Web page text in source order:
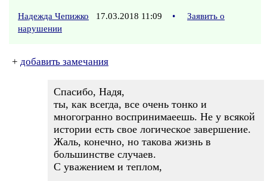
Надежда Чепижко 17.03.2018 11:09 •
Заявить о
нарушении
+ добавить замечания
Спасибо, Надя,
ты, как всегда, все очень тонко и
многогранно воспринимаеешь. Не у всякой
истории есть свое логическое завершение.
Жаль, конечно, но такова жизнь в
большинстве случаев.
С уважением и теплом,